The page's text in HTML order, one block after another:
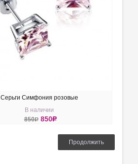
Серьги Симфония розовые
В наличии
850R 850R
Продолжить